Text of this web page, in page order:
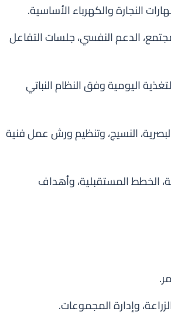
النجارة والكهرباء الأساسية.
الدعم النفسي، جلسات التفاعل
اليومية وفق النظام النباتي
البصرية، النسيج، وتنظيم ورش عمل فنية
الخطط المستقبلية، وأهداف
وإدارة المجموعات.